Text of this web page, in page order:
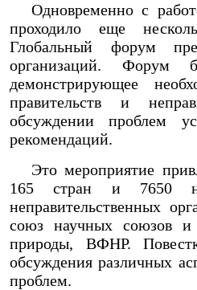
Одновременно с
проходило еще
Глобальный форум
организаций. Форум
демонстрирующее
правительств и
обсуждении проблем
рекомендаций.
Это мероприятие
165 стран и 7650
неправительственных
союз научных союзов и
природы, ВФНР.
обсуждения различных
проблем.